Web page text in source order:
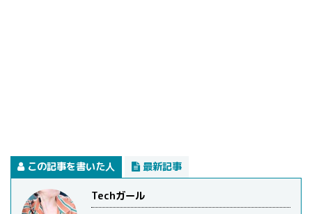
この記事を書いた人 最新記事
Techガール